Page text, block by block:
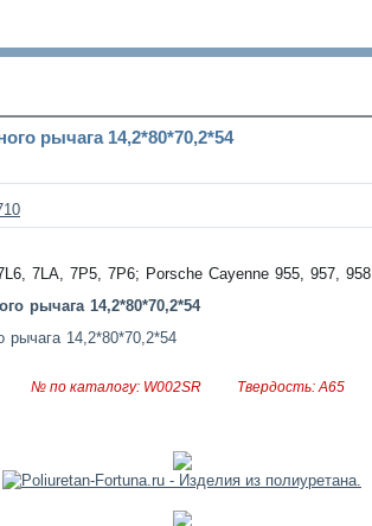
рычага 14,2*80*70,2*54
7LA, 7P5, 7P6; Porsche Cayenne 955, 957, 958
№ по каталогу: W002SR Твердость: A65